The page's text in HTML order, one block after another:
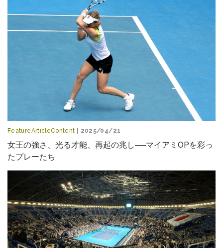
FeatureArticleContent | 2025/04/21
女王の強さ、光る才能、再起の兆し──マイアミOPを彩っ
たプレーたち